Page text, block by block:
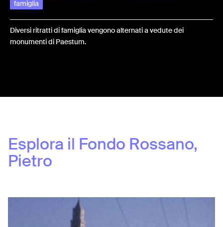
famiglia
Diversi ritratti di famiglia vengono alternati a vedute dei
monumenti di Paestum.
Esplora il Fondo Rossano,
Pietro